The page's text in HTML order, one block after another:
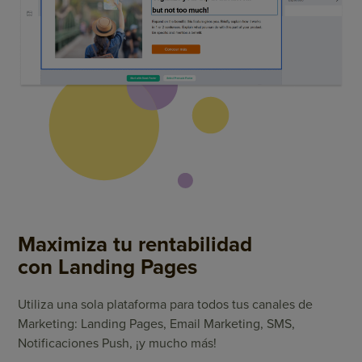
Maximiza tu rentabilidad
con Landing Pages
Utiliza una sola plataforma para todos tus canales de
Marketing: Landing Pages, Email Marketing, SMS,
Notificaciones Push, ¡y mucho más!